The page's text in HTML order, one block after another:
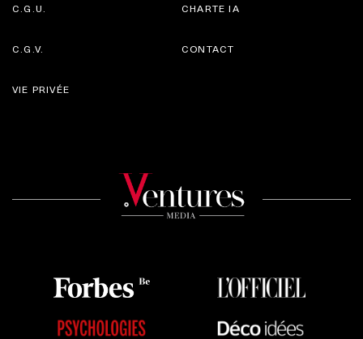
C.G.U.
C.G.V.
CHARTE IA
CONTACT
VIE PRIVÉE